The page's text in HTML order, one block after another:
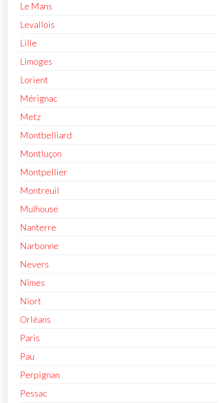
Le Mans
Levallois
Lille
Limoges
Lorient
Mérignac
Metz
Montbelliard
Montluçon
Montpellier
Montreuil
Mulhouse
Nanterre
Narbonne
Nevers
Nîmes
Niort
Orléans
Paris
Pau
Perpignan
Pessac